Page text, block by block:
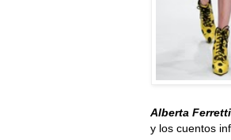
Alberta Ferretti
y los cuentos